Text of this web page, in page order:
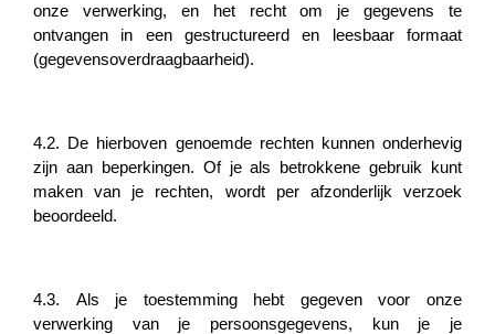
onze verwerking, en het recht om je gegevens te
ontvangen in een gestructureerd en leesbaar formaat
(gegevensoverdraagbaarheid).
4.2. De hierboven genoemde rechten kunnen onderhevig
zijn aan beperkingen. Of je als betrokkene gebruik kunt
maken van je rechten, wordt per afzonderlijk verzoek
beoordeeld.
4.3. Als je toestemming hebt gegeven voor onze
verwerking van je persoonsgegevens, kun je je